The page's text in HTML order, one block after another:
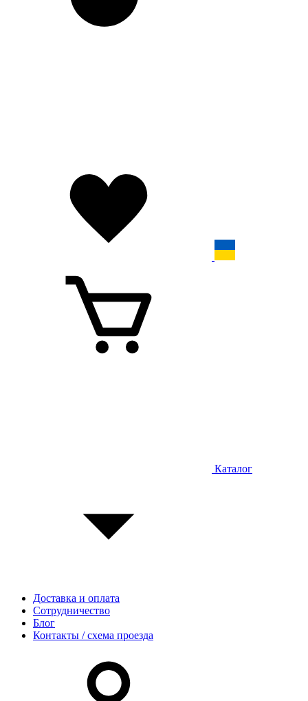
Каталог
Доставка и оплата
Сотрудничество
Блог
Контакты / схема проезда